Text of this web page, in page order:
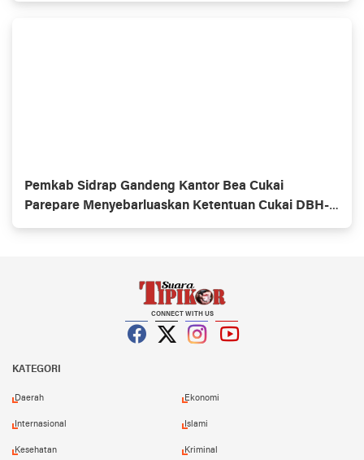
Pemkab Sidrap Gandeng Kantor Bea Cukai
Parepare Menyebarluaskan Ketentuan Cukai DBH-
CHT
CONNECT WITH US
KATEGORI
Daerah Ekonomi
Internasional Islami
Kesehatan Kriminal